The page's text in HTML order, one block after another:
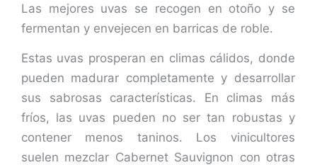
Las mejores uvas se recogen en otoño y se
fermentan y envejecen en barricas de roble.
Estas uvas prosperan en climas cálidos, donde
pueden madurar completamente y desarrollar
sus sabrosas características. En climas más
fríos, las uvas pueden no ser tan robustas y
contener menos taninos. Los vinicultores
suelen mezclar Cabernet Sauvignon con otras